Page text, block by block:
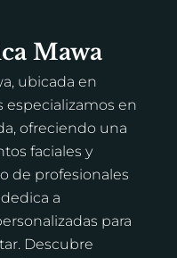
Mawa
ubicada en
especializamos en
ofreciendo una
faciales y
de profesionales
a
para
Descubre